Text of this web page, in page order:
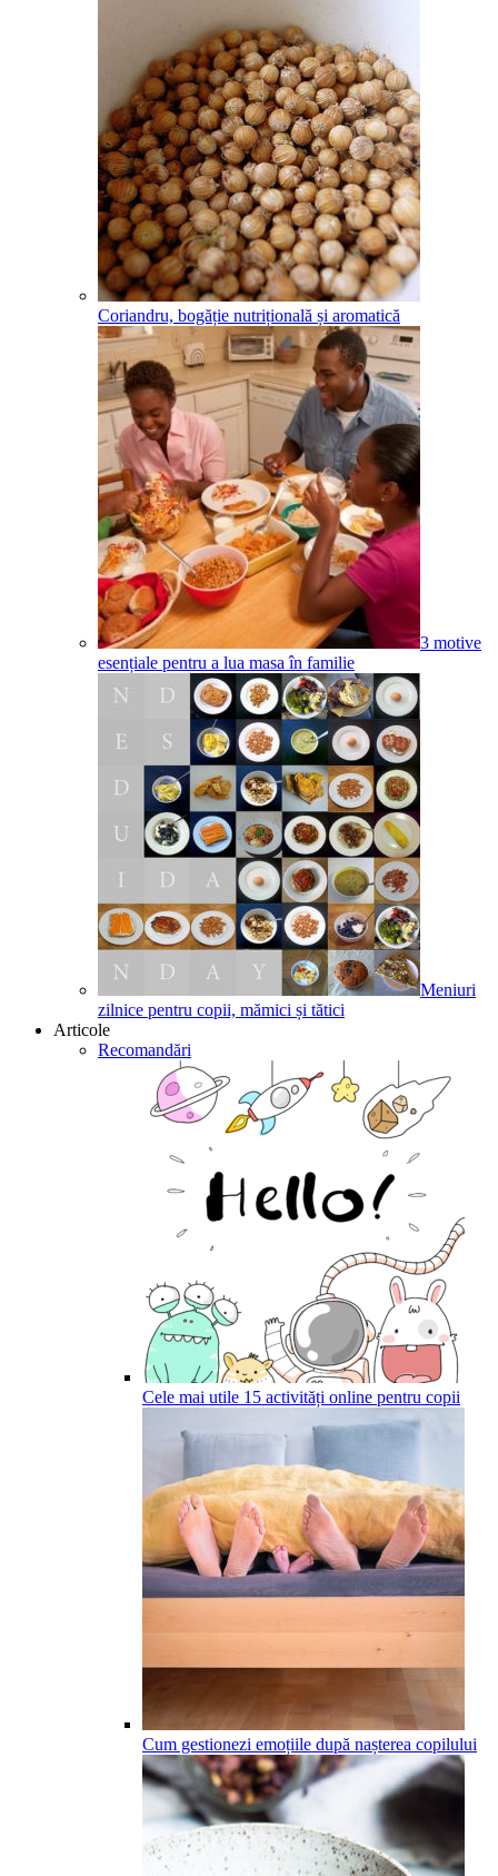
Coriandru, bogăție nutrițională și aromatică
3 motive
esențiale pentru a lua masa în familie
Meniuri
zilnice pentru copii, mămici și tătici
Articole
Recomandări
Cele mai utile 15 activități online pentru copii
Cum gestionezi emoțiile după nașterea copilului